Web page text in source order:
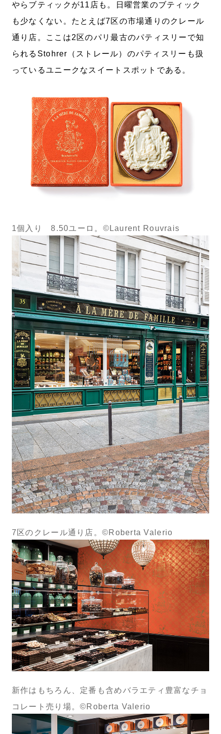
やらブティックが11店も。日曜営業のブティック
も少なくない。たとえば7区の市場通りのクレール
通り店。ここは2区のパリ最古のパティスリーで知
られるStohrer（ストレール）のパティスリーも扱
っているユニークなスイートスポットである。
1個入り 8.50ユーロ。©Laurent Rouvrais
7区のクレール通り店。©Roberta Valerio
新作はもちろん、定番も含めバラエティ豊富なチョ
コレート売り場。©Roberta Valerio